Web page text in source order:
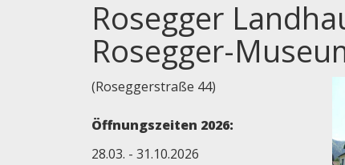
Rosegger
Rosegger-
(Roseggerstraße 44)
Öffnungszeiten 2026:
28.03. - 31.10.2026